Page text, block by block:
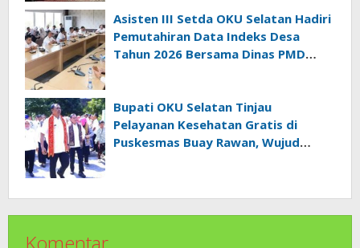
Asisten III Setda OKU Selatan Hadiri
Pemutahiran Data Indeks Desa
Tahun 2026 Bersama Dinas PMD
Bupati OKU Selatan Tinjau
Pelayanan Kesehatan Gratis di
Puskesmas Buay Rawan, Wujud
Komentar